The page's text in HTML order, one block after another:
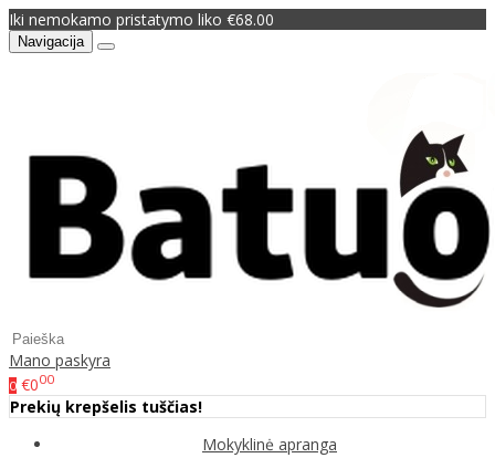
Iki nemokamo pristatymo liko €68.00
Navigacija
Mano paskyra
0 €000
Prekių krepšelis tuščias!
Mokyklinė apranga